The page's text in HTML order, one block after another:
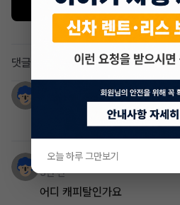
댓글 2
Sk렌터카 입니다
라라
3년 전
어디 캐피탈인가요
오늘 하루 그만보기